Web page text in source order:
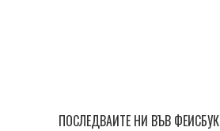
ПОСЛЕДВАЙТЕ НИ ВЪВ ФЕЙСБУК